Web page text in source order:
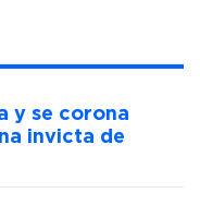
y se corona
invicta de